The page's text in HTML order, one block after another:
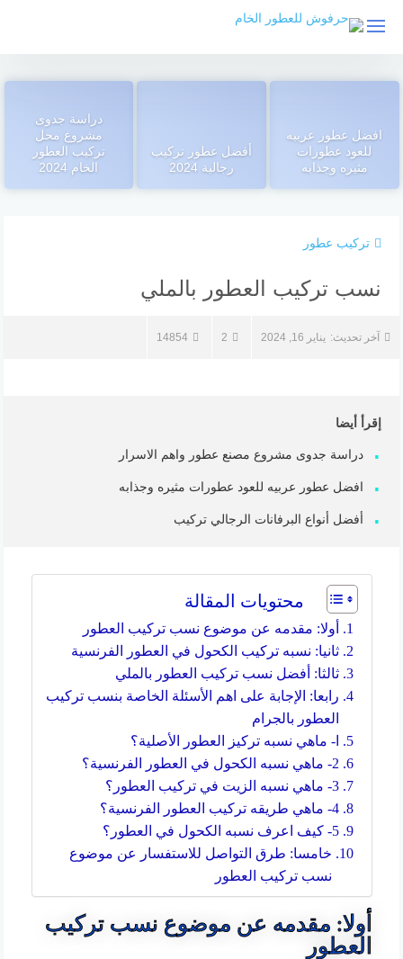
افضل عطور عربيه
للعود عطورات
مثيره وجذابه
أفضل عطور تركيب
رجالية 2024
دراسة جدوى
مشروع محل
تركيب العطور
الخام 2024
تركيب عطور
نسب تركيب العطور بالملي
آخر تحديث: يناير 16, 2024 2
14854
إقرأ أيضا
دراسة جدوى مشروع مصنع عطور واهم الاسرار
افضل عطور عربيه للعود عطورات مثيره وجذابه
أفضل أنواع البرفانات الرجالي تركيب
محتويات المقالة
أولا: مقدمه عن موضوع نسب تركيب العطور
ثانيا: نسبه تركيب الكحول في العطور الفرنسية
ثالثا: أفضل نسب تركيب العطور بالملي
رابعا: الإجابة على اهم الأسئلة الخاصة بنسب تركيب
العطور بالجرام
ا- ماهي نسبه تركيز العطور الأصلية؟
2- ماهي نسبه الكحول في العطور الفرنسية؟
3- ماهي نسبه الزيت في تركيب العطور؟
4- ماهي طريقه تركيب العطور الفرنسية؟
5- كيف اعرف نسبه الكحول في العطور؟
خامسا: طرق التواصل للاستفسار عن موضوع
نسب تركيب العطور
أولا: مقدمه عن موضوع نسب تركيب
العطور